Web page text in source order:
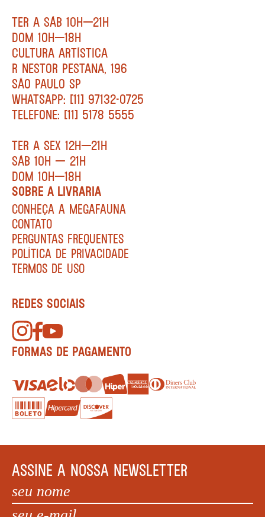
TER A SÁB 10H—21H
DOM 10H—18H
CULTURA ARTÍSTICA
R NESTOR PESTANA, 196
SÃO PAULO SP
WHATSAPP: [11] 97132-0725
TELEFONE: [11] 5178 5555
TER A SEX 12H—21H
SÁB 10H — 21H
DOM 10H—18H
SOBRE A LIVRARIA
CONHEÇA A MEGAFAUNA
CONTATO
PERGUNTAS FREQUENTES
POLÍTICA DE PRIVACIDADE
TERMOS DE USO
REDES SOCIAIS
FORMAS DE PAGAMENTO
ASSINE A NOSSA NEWSLETTER